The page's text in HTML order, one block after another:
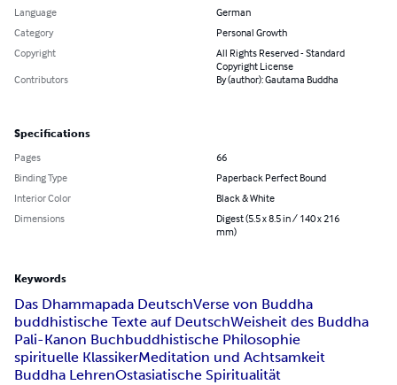
Language
German
Category
Personal Growth
Copyright
All Rights Reserved - Standard
Copyright License
Contributors
By (author): Gautama Buddha
Specifications
Pages
66
Binding Type
Paperback Perfect Bound
Interior Color
Black & White
Dimensions
Digest (5.5 x 8.5 in / 140 x 216
mm)
Keywords
Das Dhammapada DeutschVerse von Buddha
buddhistische Texte auf DeutschWeisheit des Buddha
Pali-Kanon Buchbuddhistische Philosophie
spirituelle KlassikerMeditation und Achtsamkeit
Buddha LehrenOstasiatische Spiritualität